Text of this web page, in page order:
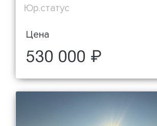
Юр.статус
Цена
530 000 ₽